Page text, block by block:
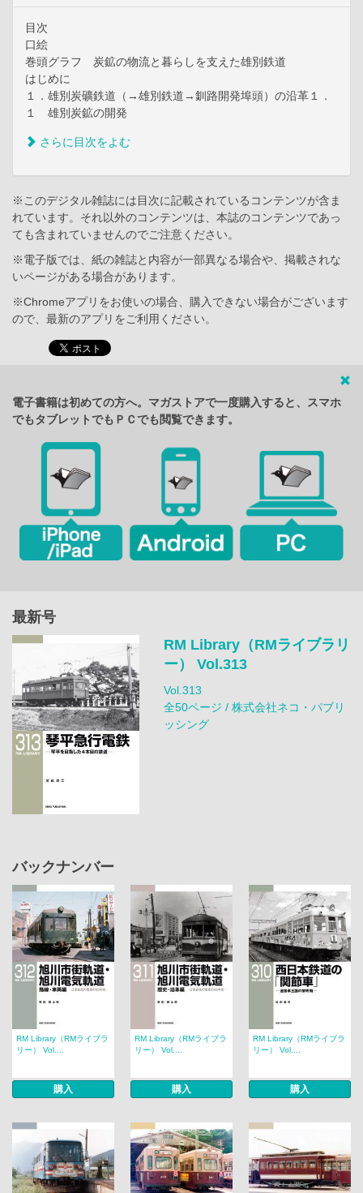
目次
口絵
巻頭グラフ 炭鉱の物流と暮らしを支えた雄別鉄道
はじめに
１．雄別炭礦鉄道（→雄別鉄道→釧路開発埠頭）の沿革１．
１ 雄別炭鉱の開発
さらに目次をよむ
※このデジタル雑誌には目次に記載されているコンテンツが含ま
れています。それ以外のコンテンツは、本誌のコンテンツであっ
ても含まれていませんのでご注意ください。
※電子版では、紙の雑誌と内容が一部異なる場合や、掲載されな
いページがある場合があります。
※Chromeアプリをお使いの場合、購入できない場合がございます
ので、最新のアプリをご利用ください。
電子書籍は初めての方へ。マガストアで一度購入すると、スマホ
でもタブレットでもＰＣでも閲覧できます。
最新号
RM Library（RMライブラリ
ー） Vol.313
Vol.313
全50ページ / 株式会社ネコ・パブリ
ッシング
バックナンバー
RM Library（RMライブラ
リー） Vol....
購入
RM Library（RMライブラ
リー） Vol....
購入
RM Library（RMライブラ
リー） Vol....
購入